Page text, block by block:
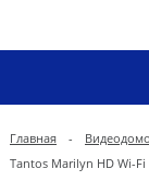
Главная -
Tantos Marilyn HD Wi-